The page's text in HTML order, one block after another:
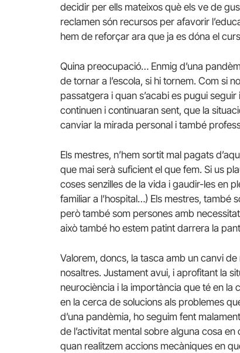
decidir per ells mateixos què els ve de
reclamen són recursos per afavorir
hem de reforçar ara que ja es dóna el
Quina preocupació… Enmig d’una
de tornar a l’escola, si hi tornem. Com si
passatgera i quan s’acabi es pugui
continuen i continuaran sent, que la
canviar la mirada personal i també
Els mestres, n’hem sortit mal pagats
que mai serà suficient el que fem. Si us
coses senzilles de la vida i gaudir-les en
familiar a l’hospital…) Els mestres, també
però també som persones amb
això també ho estem patint darrera la
Valorem, doncs, la tasca amb un canvi
nosaltres. Justament avui, i aprofitant la
neurociència i la importància que té en la
en la cerca de solucions als problemes
d’una pandèmia, ho seguim fent
de l’activitat mental sobre alguna cosa
quan realitzem accions mecàniques en